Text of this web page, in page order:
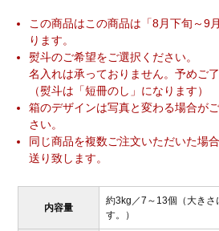
この商品はこの商品は「8月下旬～9
ります。
熨斗のご希望をご選択ください。
名入れは承っておりません。予めご了
（熨斗は「短冊のし」になります）
箱のデザインは写真と変わる場合が
さい。
同じ商品を複数ご注文いただいた場
送り致します。
内容量
約3kg／7～13個（大きさ
す。）